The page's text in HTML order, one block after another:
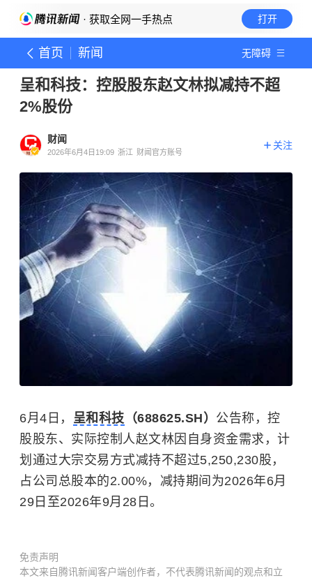
· 获取全网一手热点 打开
首页 新闻 无障碍
呈和科技：控股股东赵文林拟减持不超
2%股份
财闻
2026年6月4日19:09 浙江 财闻官方账号
关注
6月4日， 呈和科技 （688625.SH） 公告称，控
股股东、实际控制人赵文林因自身资金需求，计
划通过大宗交易方式减持不超过5,250,230股，
占公司总股本的2.00%，减持期间为2026年6月
29日至2026年9月28日。
免责声明
本文来自腾讯新闻客户端创作者，不代表腾讯新闻的观点和立